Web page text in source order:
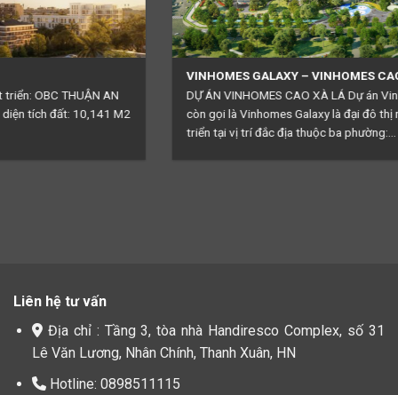
VINHOMES GALAXY – VINHOMES CAO XÀ LÁ
DỰ ÁN VINHOMES CAO XÀ LÁ Dự án Vinhomes Cao Xà Lá hay
còn gọi là Vinhomes Galaxy là đại đô thị mới được Vingroup phát
triển tại vị trí đắc địa thuộc ba phường:...
Liên hệ tư vấn
Địa chỉ : Tầng 3, tòa nhà Handiresco Complex, số 31
Lê Văn Lương, Nhân Chính, Thanh Xuân, HN
Hotline: 0898511115